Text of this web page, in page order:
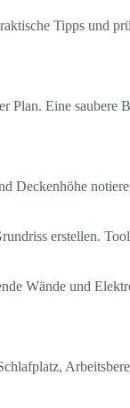
Tipps und
Plan. Eine saubere
Deckenhöhe
erstellen.
Wände und